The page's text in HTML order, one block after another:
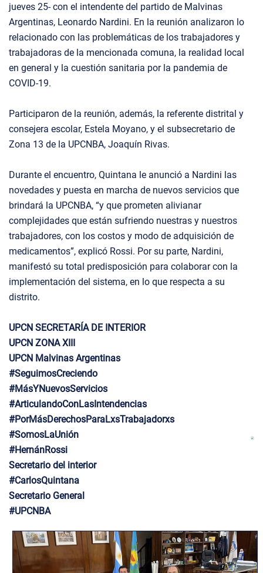
jueves 25- con el intendente del partido de Malvinas
Argentinas, Leonardo Nardini. En la reunión analizaron lo
relacionado con las problemáticas de los trabajadores y
trabajadoras de la mencionada comuna, la realidad local
en general y la cuestión sanitaria por la pandemia de
COVID-19.
Participaron de la reunión, además, la referente distrital y
consejera escolar, Estela Moyano, y el subsecretario de
Zona 13 de la UPCNBA, Joaquín Rivas.
Durante el encuentro, Quintana le anunció a Nardini las
novedades y puesta en marcha de nuevos servicios que
brindará la UPCNBA, “y que prometen alivianar
complejidades que están sufriendo nuestras y nuestros
trabajadores, con los costos y modo de adquisición de
medicamentos”, explicó Rossi. Por su parte, Nardini,
manifestó su total predisposición para colaborar con la
implementación del sistema, en lo que respecta a su
distrito.
UPCN SECRETARÍA DE INTERIOR
UPCN ZONA XIII
UPCN Malvinas Argentinas
#SeguimosCreciendo
#MásYNuevosServicios
#ArticulandoConLasIntendencias
#PorMásDerechosParaLxsTrabajadorxs
#SomosLaUnión
#HernánRossi
Secretario del interior
#CarlosQuintana
Secretario General
#UPCNBA